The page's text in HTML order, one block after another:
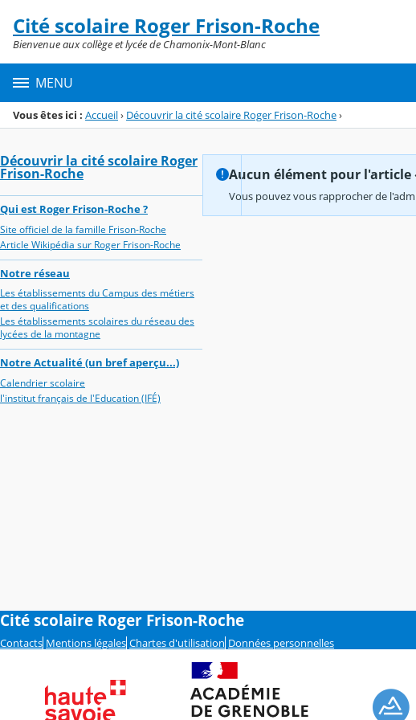
Menu de la rubrique
Contenu
Cité scolaire Roger Frison-Roche
Bienvenue aux collège et lycée de Chamonix-Mont-Blanc
MENU
Vous êtes ici : Accueil› Découvrir la cité scolaire Roger Frison-Roche›
Découvrir la cité scolaire Roger
Frison-Roche
Qui est Roger Frison-Roche ?
Site officiel de la famille Frison-Roche
Article Wikipédia sur Roger Frison-Roche
Notre réseau
Les établissements du Campus des métiers
et des qualifications
Les établissements scolaires du réseau des
lycées de la montagne
Notre Actualité (un bref aperçu...)
Calendrier scolaire
l'institut français de l'Education (IFÉ)
Aucun élément pour l'article
Vous pouvez vous rapprocher de
Cité scolaire Roger Frison-Roche
Contacts Mentions légales Chartes d'utilisation Données personnelles